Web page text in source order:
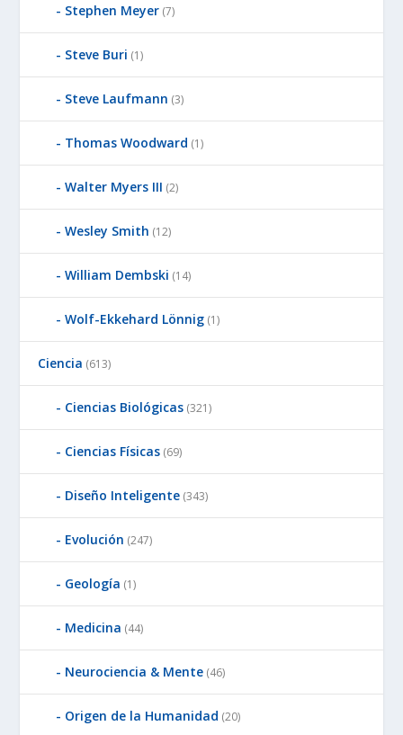
Stephen Meyer (7)
Steve Buri (1)
Steve Laufmann (3)
Thomas Woodward (1)
Walter Myers III (2)
Wesley Smith (12)
William Dembski (14)
Wolf-Ekkehard Lönnig (1)
Ciencia (613)
Ciencias Biológicas (321)
Ciencias Físicas (69)
Diseño Inteligente (343)
Evolución (247)
Geología (1)
Medicina (44)
Neurociencia & Mente (46)
Origen de la Humanidad (20)